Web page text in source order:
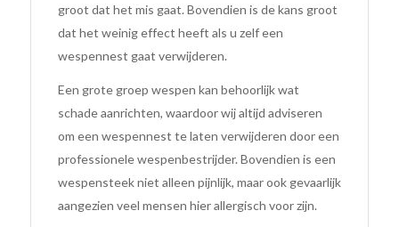
groot dat het mis gaat. Bovendien is de kans groot
dat het weinig effect heeft als u zelf een
wespennest gaat verwijderen.
Een grote groep wespen kan behoorlijk wat
schade aanrichten, waardoor wij altijd adviseren
om een wespennest te laten verwijderen door een
professionele wespenbestrijder. Bovendien is een
wespensteek niet alleen pijnlijk, maar ook gevaarlijk
aangezien veel mensen hier allergisch voor zijn.